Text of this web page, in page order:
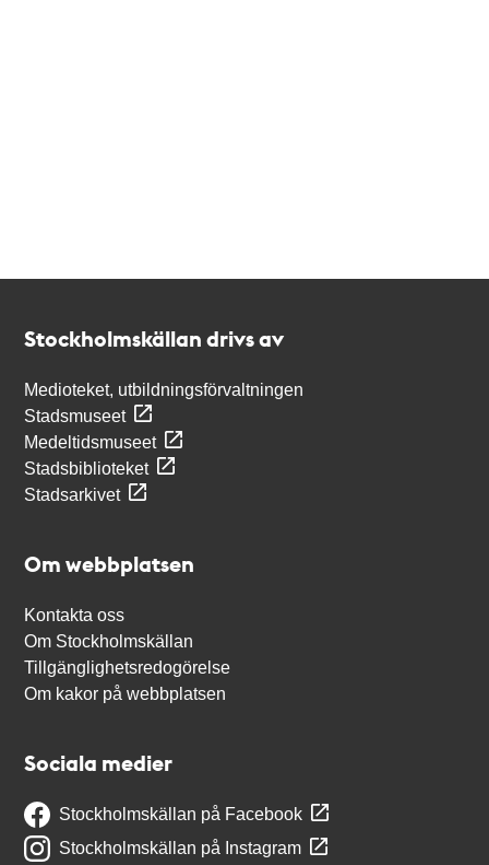
Stockholmskällan drivs av
Medioteket, utbildningsförvaltningen
Stadsmuseet
Medeltidsmuseet
Stadsbiblioteket
Stadsarkivet
Om webbplatsen
Kontakta oss
Om Stockholmskällan
Tillgänglighetsredogörelse
Om kakor på webbplatsen
Sociala medier
Stockholmskällan på Facebook
Stockholmskällan på Instagram